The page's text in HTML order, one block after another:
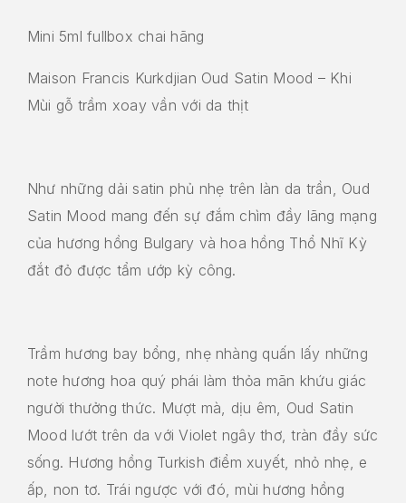
Mini 5ml fullbox chai hãng
Maison Francis Kurkdjian Oud Satin Mood – Khi
Mùi gỗ trầm xoay vần với da thịt
Như những dải satin phủ nhẹ trên làn da trần, Oud
Satin Mood mang đến sự đắm chìm đầy lãng mạng
của hương hồng Bulgary và hoa hồng Thổ Nhĩ Kỳ
đắt đỏ được tẩm ướp kỳ công.
Trầm hương bay bổng, nhẹ nhàng quấn lấy những
note hương hoa quý phái làm thỏa mãn khứu giác
người thưởng thức. Mượt mà, dịu êm, Oud Satin
Mood lướt trên da với Violet ngây thơ, tràn đầy sức
sống. Hương hồng Turkish điểm xuyết, nhỏ nhẹ, e
ấp, non tơ. Trái ngược với đó, mùi hương hồng